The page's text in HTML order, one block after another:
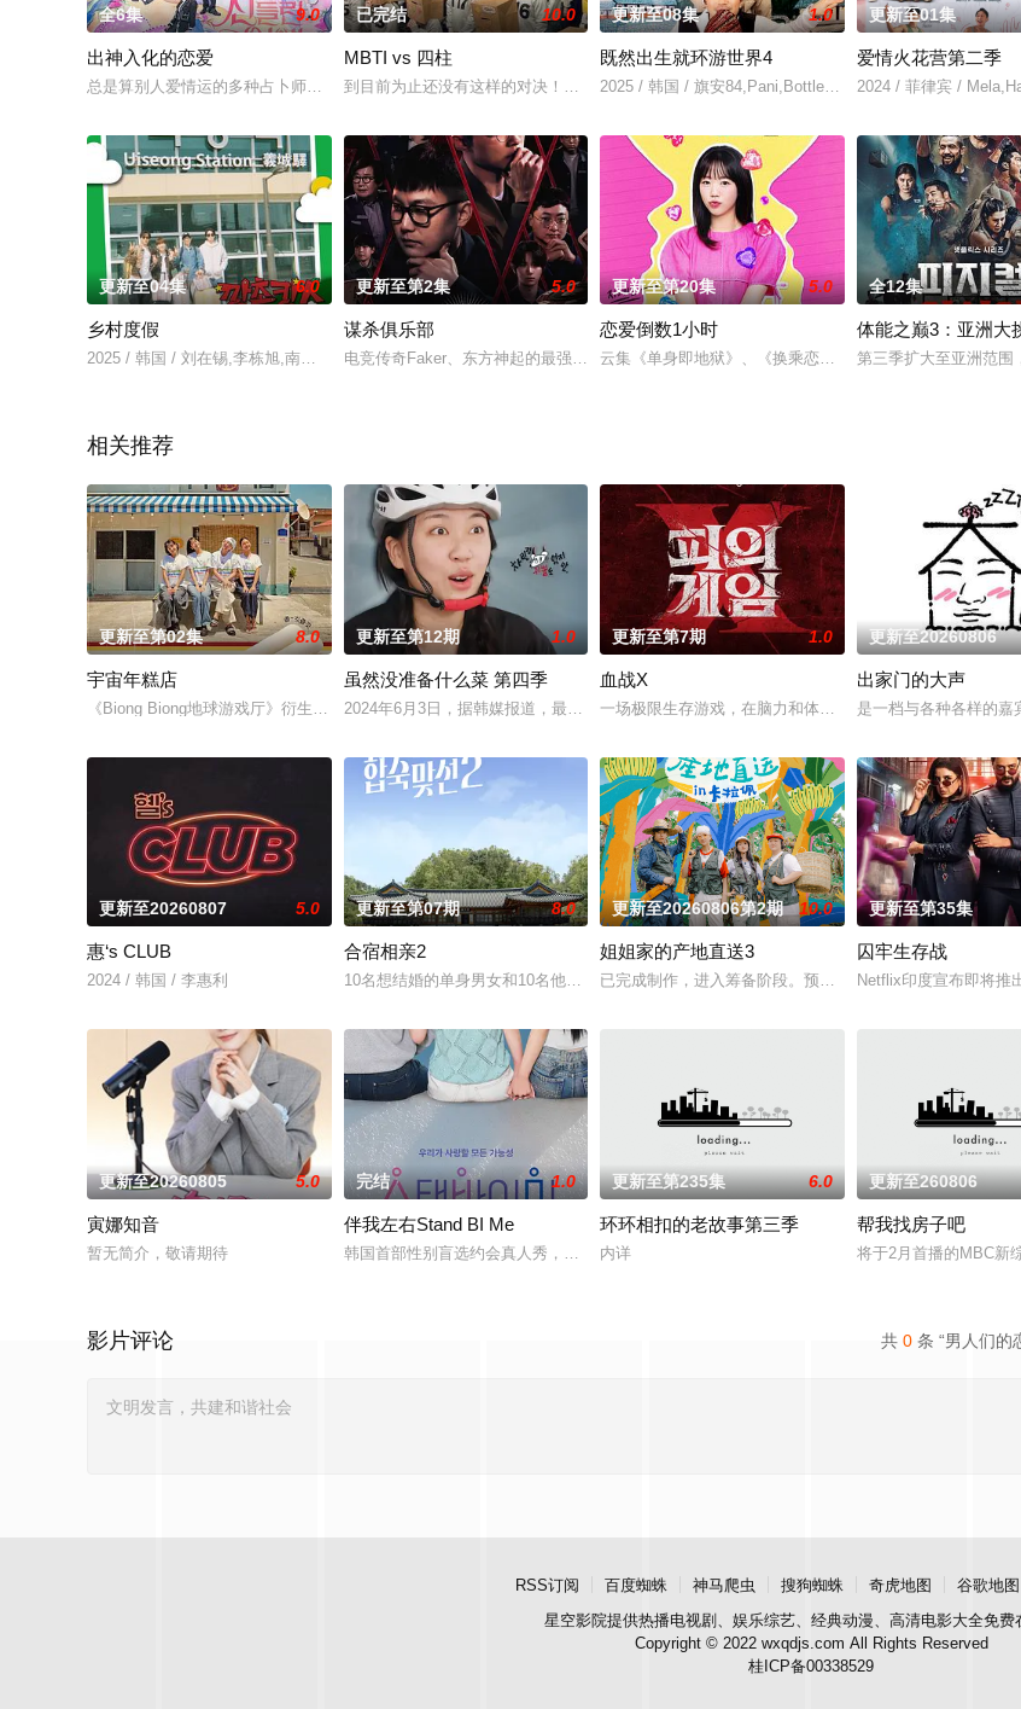
全6集 9.0
出神入化的恋爱
总是算别人爱情运的多种占卜师也开始预测自己的爱情运。八名年轻男女的心被错杂的爱情线穿连！在不可避免的命运和本能吸引之间
已完结 10.0
MBTI vs 四柱
到目前为止还没有这样的对决！观察实验纪录片，了解 MBTI vs 生辰八字 中哪个工具更适合描述“
更新至08集 1.0
既然出生就环游世界4
2025 / 韩国 / 旗安84,Pani,Bottle,金珍荣,李时言
更新至01集
爱情火花营第二季
2024 / 菲律宾 /
更新至04集 6.0
乡村度假
2025 / 韩国 / 刘在锡,李栋旭,南昶熙,李相二
更新至第2集 5.0
谋杀俱乐部
电竞传奇Faker、东方神起的最强昌珉、TXT的杋圭等神级阵容破天荒集结，同场大玩推理游戏！
更新至第20集 5.0
恋爱倒数1小时
云集《单身即地狱》、《换乘恋爱》、《恋爱兄妹》等
全12集
体能之巅3：亚洲大
第三季扩大至亚洲范围
相关推荐
更新至第02集 8.0
宇宙年糕店
《Biong Biong地球游戏厅》衍生综艺
更新至第12期 1.0
虽然没准备什么菜 第四季
2024年6月3日，据韩媒报道，最近《虽没菜》为了制作第三季而开始策划。 和上一季一样，主持
更新至第7期 1.0
血战X
一场极限生存游戏，在脑力和体力最强的玩家之间回归团战
更新至20260806
出家门的大声
是一档与各种各样的
更新至20260807 5.0
惠‘s CLUB
2024 / 韩国 / 李惠利
更新至第07期 8.0
合宿相亲2
10名想结婚的单身男女和10名他们的母亲一起合住了6天5夜，为了“结婚”的一个目标而奔跑。
更新至20260806第2期 10.0
姐姐家的产地直送3
已完成制作，进入筹备阶段。预计将于明年初开拍，并于下
更新至第35集
囚牢生存战
Netflix印度宣布即将推
更新至20260805 5.0
寅娜知音
暂无简介，敬请期待
完结 1.0
伴我左右Stand BI Me
韩国首部性别盲选约会真人秀，展现多样爱情的可能性。 他爱她，他爱他，她爱她。 是兄弟，是
更新至第235集 6.0
环环相扣的老故事第三季
内详
更新至260806
帮我找房子吧
将于2月首播的MBC新
共 0 条 “男人们的
影片评论
RSS订阅 百度蜘蛛 神马爬虫 搜狗蜘蛛 奇虎地图 谷歌地图
星空影院提供热播电视剧、娱乐综艺、经典动漫、高清电影大全免费
Copyright © 2022 wxqdjs.com All Rights Reserved
桂ICP备00338529